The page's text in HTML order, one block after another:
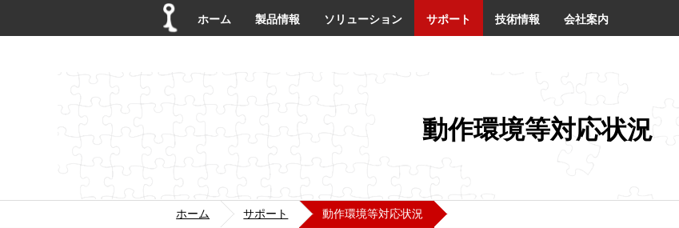
ホーム 製品情報 ソリューション サポート 技術情報 会社案内
動作環境等対応状況
ホーム サポート 動作環境等対応状況